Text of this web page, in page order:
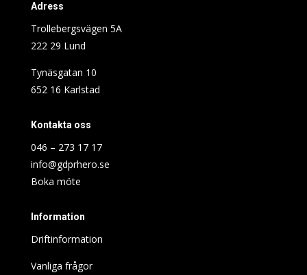
Adress
Trollebergsvägen 5A
222 29 Lund
Tynäsgatan 10
652 16 Karlstad
Kontakta oss
046 – 273 17 17
info@gdprhero.se
Boka möte
Information
Driftinformation
Vanliga frågor